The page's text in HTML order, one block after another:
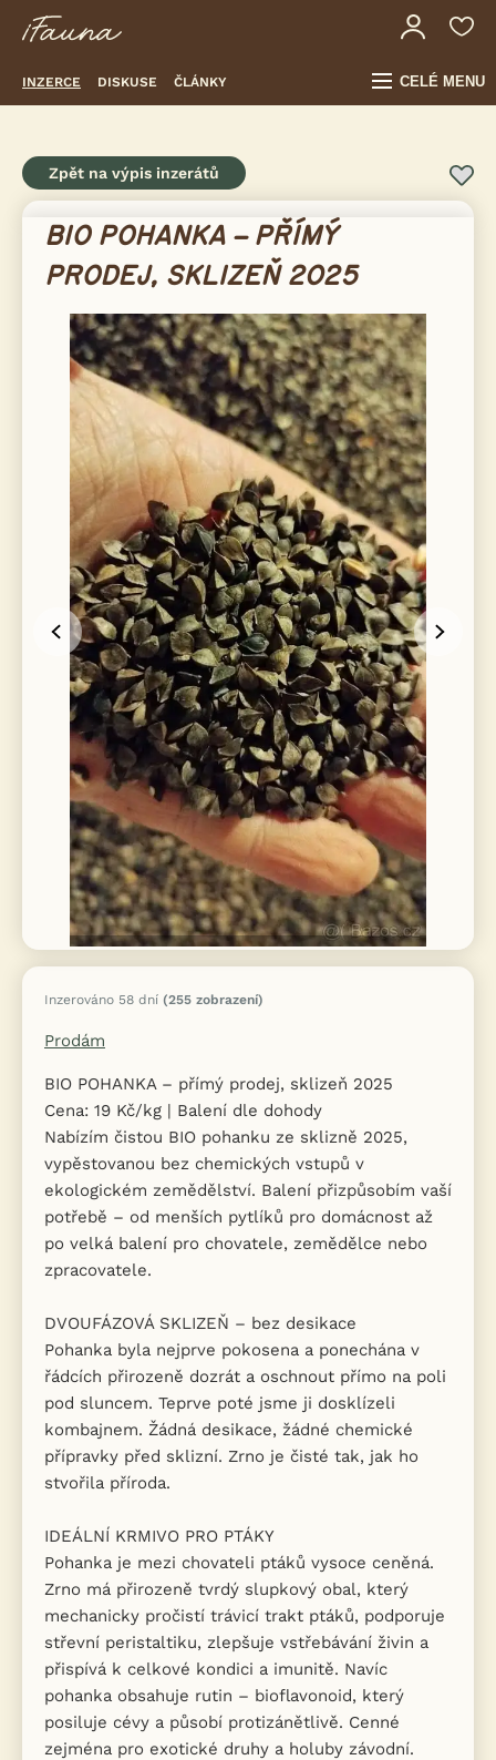
INZERCE DISKUSE ČLÁNKY CELÉ MENU
Zpět na výpis inzerátů
Inzerováno 58 dní (255 zobrazení)
Prodám
BIO POHANKA – přímý prodej, sklizeň 2025
Cena: 19 Kč/kg | Balení dle dohody
Nabízím čistou BIO pohanku ze sklizně 2025,
vypěstovanou bez chemických vstupů v
ekologickém zemědělství. Balení přizpůsobím vaší
potřebě – od menších pytlíků pro domácnost až
po velká balení pro chovatele, zemědělce nebo
zpracovatele.
DVOUFÁZOVÁ SKLIZEŇ – bez desikace
Pohanka byla nejprve pokosena a ponechána v
řádcích přirozeně dozrát a oschnout přímo na poli
pod sluncem. Teprve poté jsme ji dosklízeli
kombajnem. Žádná desikace, žádné chemické
přípravky před sklizní. Zrno je čisté tak, jak ho
stvořila příroda.
IDEÁLNÍ KRMIVO PRO PTÁKY
Pohanka je mezi chovateli ptáků vysoce ceněná.
Zrno má přirozeně tvrdý slupkový obal, který
mechanicky pročistí trávicí trakt ptáků, podporuje
střevní peristaltiku, zlepšuje vstřebávání živin a
přispívá k celkové kondici a imunitě. Navíc
pohanka obsahuje rutin – bioflavonoid, který
posiluje cévy a působí protizánětlivě. Cenné
zejména pro exotické druhy a holuby závodní.
BIO POHANKA – PŘÍMÝ
PRODEJ, SKLIZEŇ 2025